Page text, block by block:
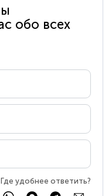
обо всех
Где удобнее ответить?